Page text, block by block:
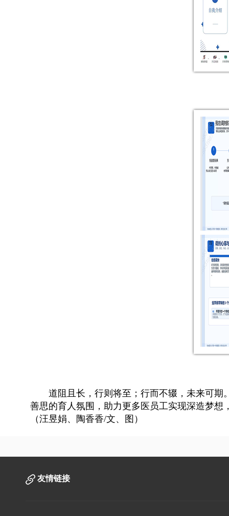
道阻且长，行则将至；行而不辍，未来可
善思的育人氛围，助力更多医员工实现深造梦
（汪昱娟、陶香香/文、图）
友情链接